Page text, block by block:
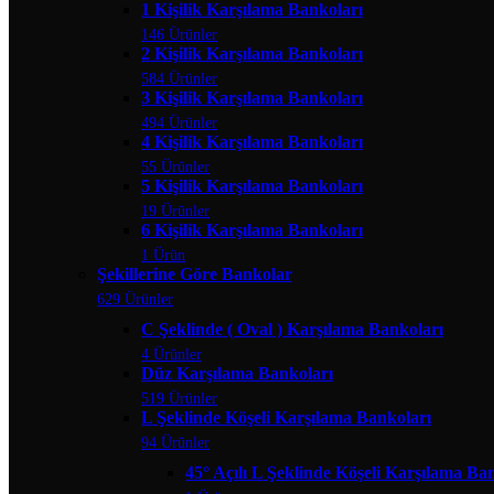
1 Kişilik Karşılama Bankoları
146 Ürünler
2 Kişilik Karşılama Bankoları
584 Ürünler
3 Kişilik Karşılama Bankoları
494 Ürünler
4 Kişilik Karşılama Bankoları
55 Ürünler
5 Kişilik Karşılama Bankoları
19 Ürünler
6 Kişilik Karşılama Bankoları
1 Ürün
Şekillerine Göre Bankolar
629 Ürünler
C Şeklinde ( Oval ) Karşılama Bankoları
4 Ürünler
Düz Karşılama Bankoları
519 Ürünler
L Şeklinde Köşeli Karşılama Bankoları
94 Ürünler
45° Açılı L Şeklinde Köşeli Karşılama